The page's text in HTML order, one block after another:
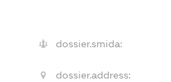
dossier.smida:
dossier.address: